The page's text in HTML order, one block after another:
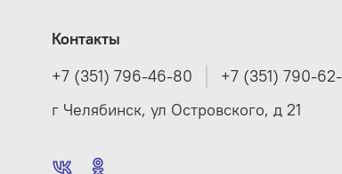
Контакты
+7 (351) 796-46-80
+7 (351) 790-
г Челябинск, ул Островского, д 21